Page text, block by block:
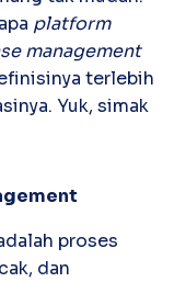
platform
management
terlebih
Yuk, simak
proses
dan